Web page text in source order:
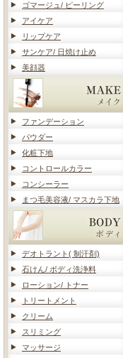
ゴマージュ/ ピーリング
アイケア
リップケア
サンケア/ 日焼け止め
美顔器
ファンデーション
パウダー
化粧下地
コントロールカラー
コンシーラー
まつ毛美容液/ マスカラ下地
デオトラント( 制汗剤)
石けん/ ボディ洗浄料
ローション/ トナー
トリートメント
クリーム
スリミング
マッサージ